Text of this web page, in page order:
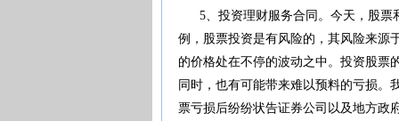
5、投资理财服务合同。今天，股票
例，股票投资是有风险的，其风险来源
的价格处在不停的波动之中。投资股票
同时，也有可能带来难以预料的亏损。
票亏损后纷纷状告证券公司以及地方政